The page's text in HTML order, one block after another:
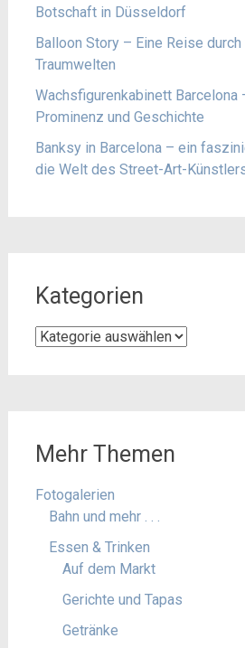
Botschaft in Düsseldorf
Balloon Story – Eine Reise
Traumwelten
Wachsfigurenkabinett Barcelona
Prominenz und Geschichte
Banksy in Barcelona – ein
die Welt des Street-Art-
Kategorien
Kategorien
Mehr Themen
Fotogalerien
Bahn und mehr . . .
Essen & Trinken
Auf dem Markt
Gerichte und Tapas
Getränke